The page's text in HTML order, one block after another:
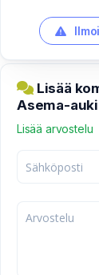
Lisää
Asema-
Lisää arvostelu